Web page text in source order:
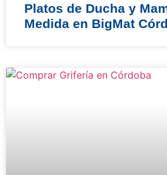
Platos de Ducha y
Medida en BigMat